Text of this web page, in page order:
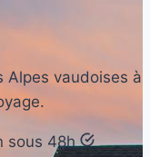
Alpes vaudoises à
sous 48h